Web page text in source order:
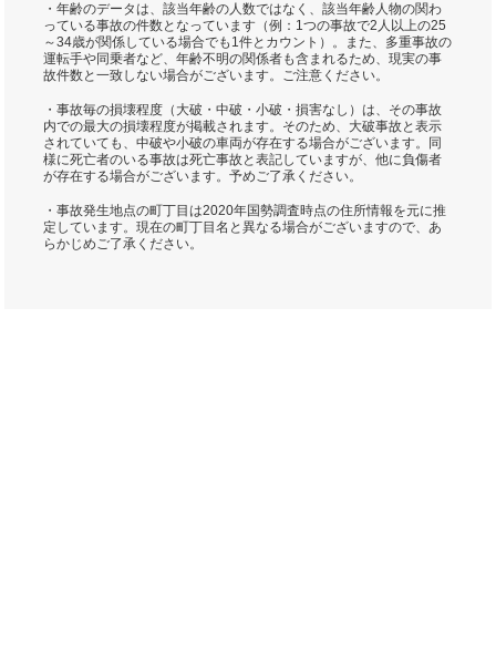
・年齢のデータは、該当年齢の人数ではなく、該当年齢人物の関わ
っている事故の件数となっています（例：1つの事故で2人以上の25
～34歳が関係している場合でも1件とカウント）。また、多重事故の
運転手や同乗者など、年齢不明の関係者も含まれるため、現実の事
故件数と一致しない場合がございます。ご注意ください。
・事故毎の損壊程度（大破・中破・小破・損害なし）は、その事故
内での最大の損壊程度が掲載されます。そのため、大破事故と表示
されていても、中破や小破の車両が存在する場合がございます。同
様に死亡者のいる事故は死亡事故と表記していますが、他に負傷者
が存在する場合がございます。予めご了承ください。
・事故発生地点の町丁目は2020年国勢調査時点の住所情報を元に推
定しています。現在の町丁目名と異なる場合がございますので、あ
らかじめご了承ください。